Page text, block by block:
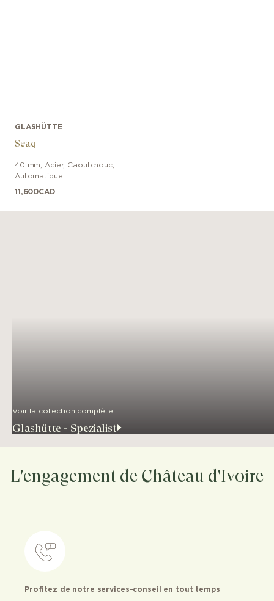
GLASHÜTTE
Seaq
40 mm Acier, Caoutchouc,
Automatique
11,600CAD
Voir la collection complète
Glashütte - Spezialist
L'engagement de Château d'Ivoire
Profitez de notre services-conseil en tout temps